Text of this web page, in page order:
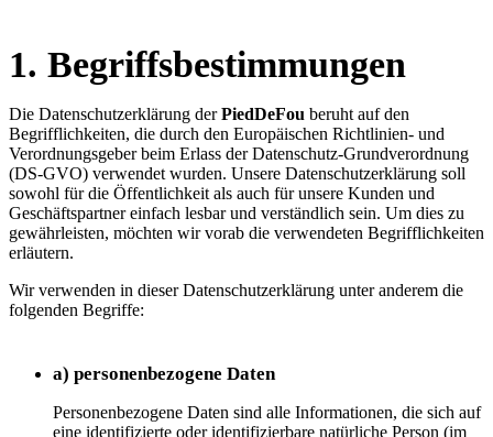
1. Begriffsbestimmungen
Die Datenschutzerklärung derPiedDeFou beruht auf den
Begrifflichkeiten, die durch den Europäischen Richtlinien- und
Verordnungsgeber beim Erlass der Datenschutz-Grundverordnung
(DS-GVO) verwendet wurden. Unsere Datenschutzerklärung soll
sowohl für die Öffentlichkeit als auch für unsere Kunden und
Geschäftspartner einfach lesbar und verständlich sein. Um dies zu
gewährleisten, möchten wir vorab die verwendeten Begrifflichkeiten
erläutern.
Wir verwenden in dieser Datenschutzerklärung unter anderem die
folgenden Begriffe:
a) personenbezogene Daten
Personenbezogene Daten sind alle Informationen, die sich auf
eine identifizierte oder identifizierbare natürliche Person (im